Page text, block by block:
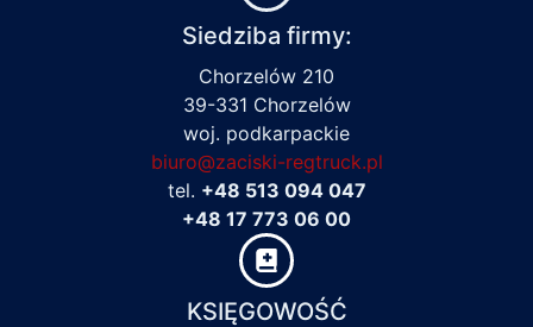
Siedziba firmy:
Chorzelów 210
39-331 Chorzelów
woj. podkarpackie
biuro@zaciski-regtruck.pl
tel. +48 513 094 047
+48 17 773 06 00
KSIĘGOWOŚĆ